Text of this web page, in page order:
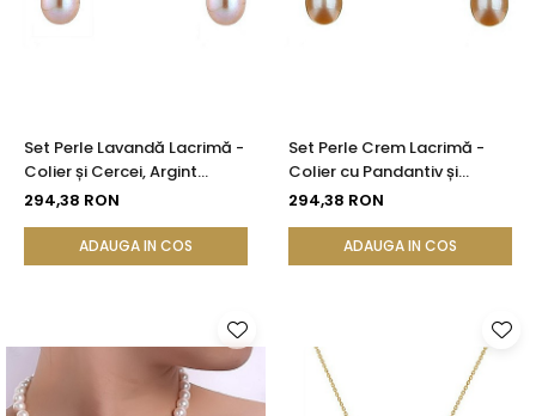
Set Perle Lavandă Lacrimă -
Colier și Cercei, Argint
Rodiat 925, Perle Naturale
294,38 RON
ADAUGA IN COS
Set Perle Crem Lacrimă -
Colier cu Pandantiv și
Cercei, Argint 925, Perle
KASKADDA®
294,38 RON
ADAUGA IN COS